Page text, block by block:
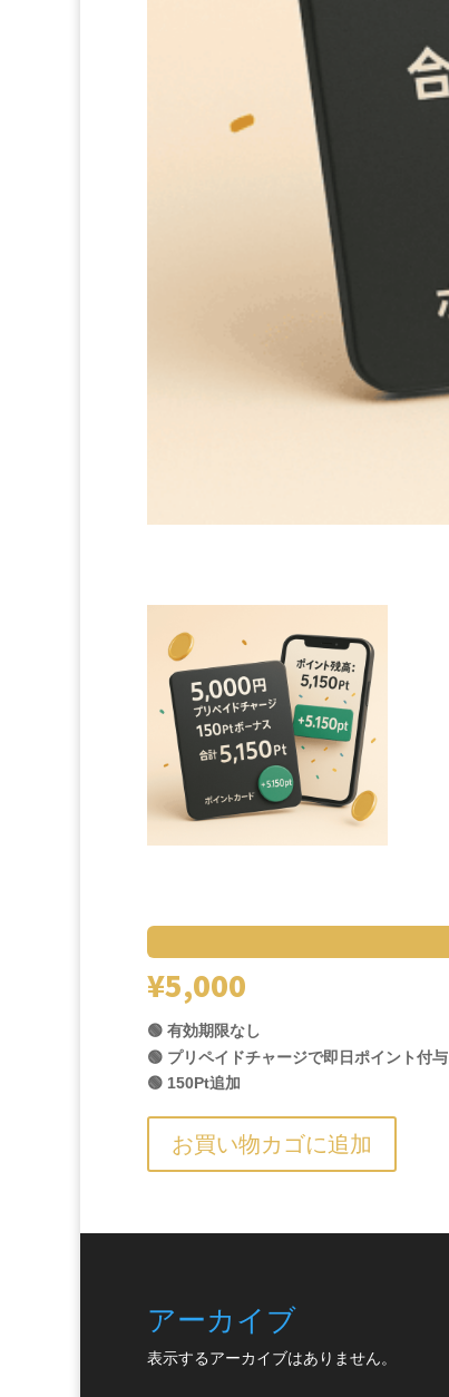
¥5,000
🟢 有効期限なし
🟢 プリペイドチャージで即日ポイント付与
🟢 150Pt追加
お買い物カゴに追加
アーカイブ
表示するアーカイブはありません。